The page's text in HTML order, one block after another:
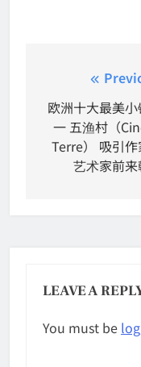
navigation
欧洲十大最美
一 五渔村（
Terre） 吸引作
艺术家前来
LEAVE A
You must be